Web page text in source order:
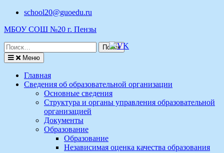
Перейти
содержимому
school20@guoedu.ru
МБОУ СОШ №20 г. Пензы
Поиск
по:
Меню
Главная
Сведения об образовательной организации
Основные сведения
Структура и органы управления образовательной
организацией
Документы
Образование
Образование
Независимая оценка качества образования